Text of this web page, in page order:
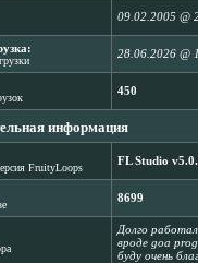
09.02.2005 @
28.06.2026 @
450
информация
FruityLoops
FL Studio
8699
Долго
вроде goa
буду очень